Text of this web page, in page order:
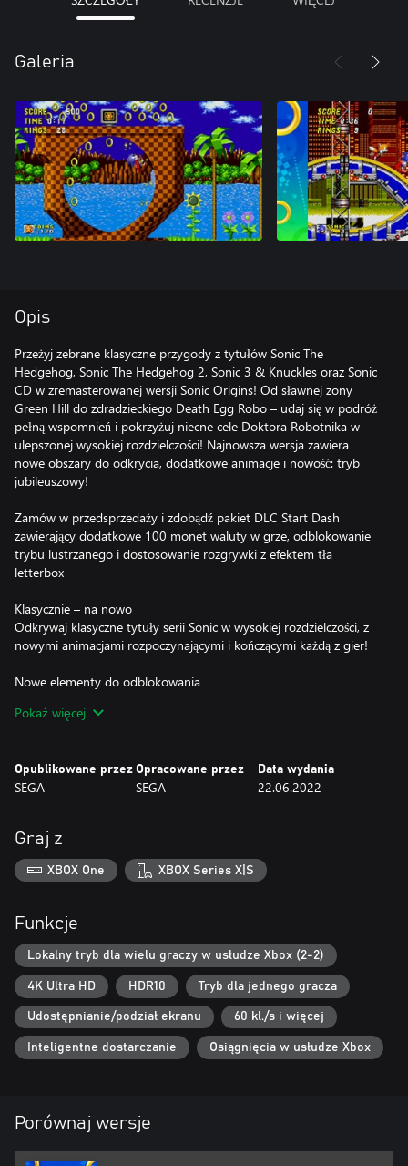
Galeria
Opis
Przeżyj zebrane klasyczne przygody z tytułów Sonic The
Hedgehog, Sonic The Hedgehog 2, Sonic 3 & Knuckles oraz Sonic
CD w zremasterowanej wersji Sonic Origins! Od sławnej zony
Green Hill do zdradzieckiego Death Egg Robo – udaj się w podróż
pełną wspomnień i pokrzyżuj niecne cele Doktora Robotnika w
ulepszonej wysokiej rozdzielczości! Najnowsza wersja zawiera
nowe obszary do odkrycia, dodatkowe animacje i nowość: tryb
jubileuszowy!
Zamów w przedsprzedaży i zdobądź pakiet DLC Start Dash
zawierający dodatkowe 100 monet waluty w grze, odblokowanie
trybu lustrzanego i dostosowanie rozgrywki z efektem tła
letterbox
Klasycznie – na nowo
Odkrywaj klasyczne tytuły serii Sonic w wysokiej rozdzielczości, z
nowymi animacjami rozpoczynającymi i kończącymi każdą z gier!
Nowe elementy do odblokowania
zawartość, wyzwania i etapy specjalne w Muzeum.
Przemknij przez liczne zony, robiąc wyskoki z obrotem w trybie
klasycznym z oryginalną rozdzielczością i ograniczoną liczbą żyć –
Pokaż więcej
Opublikowane przez
SEGA
Opracowane przez
SEGA
Data wydania
22.06.2022
Graj z
XBOX One XBOX Series X|S
Funkcje
Lokalny tryb dla wielu graczy w usłudze Xbox (2-2)
4K Ultra HD HDR10 Tryb dla jednego gracza
Udostępnianie/podział ekranu 60 kl./s i więcej
Inteligentne dostarczanie Osiągnięcia w usłudze Xbox
Porównaj wersje